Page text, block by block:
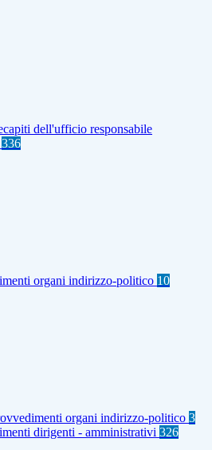
dell'ufficio responsabile
336
organi indirizzo-politico 10
organi indirizzo-politico 3
dirigenti - amministrativi 326